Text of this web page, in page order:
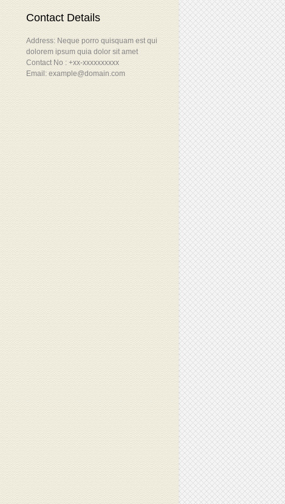
Contact Details
Address: Neque porro quisquam est qui
dolorem ipsum quia dolor sit amet
Contact No : +xx-xxxxxxxxxx
Email: example@domain.com